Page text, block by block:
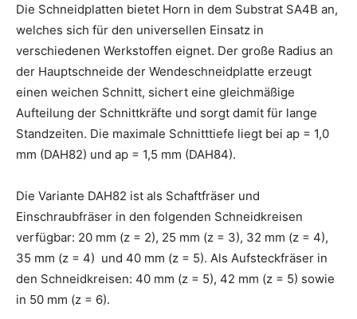
Die Schneidplatten bietet Horn in dem Substrat SA4B an,
welches sich für den universellen Einsatz in
verschiedenen Werkstoffen eignet. Der große Radius an
der Hauptschneide der Wendeschneidplatte erzeugt
einen weichen Schnitt, sichert eine gleichmäßige
Aufteilung der Schnittkräfte und sorgt damit für lange
Standzeiten. Die maximale Schnitttiefe liegt bei ap = 1,0
mm (DAH82) und ap = 1,5 mm (DAH84).
Die Variante DAH82 ist als Schaftfräser und
Einschraubfräser in den folgenden Schneidkreisen
verfügbar: 20 mm (z = 2), 25 mm (z = 3), 32 mm (z = 4),
35 mm (z = 4) und 40 mm (z = 5). Als Aufsteckfräser in
den Schneidkreisen: 40 mm (z = 5), 42 mm (z = 5) sowie
in 50 mm (z = 6).